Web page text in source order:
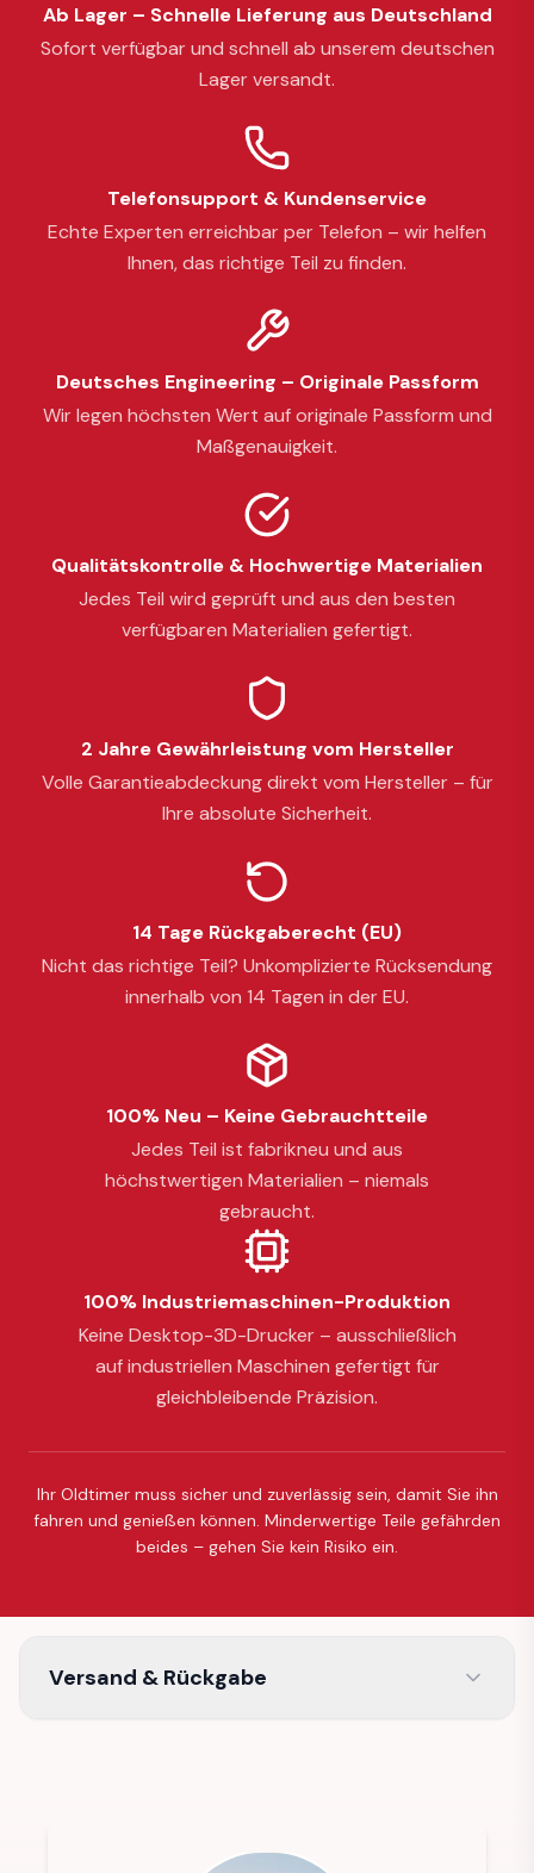
Ab Lager – Schnelle Lieferung aus Deutschland
Sofort verfügbar und schnell ab unserem deutschen
Lager versandt.
Telefonsupport & Kundenservice
Echte Experten erreichbar per Telefon – wir helfen
Ihnen, das richtige Teil zu finden.
Deutsches Engineering – Originale Passform
Wir legen höchsten Wert auf originale Passform und
Maßgenauigkeit.
Qualitätskontrolle & Hochwertige Materialien
Jedes Teil wird geprüft und aus den besten
verfügbaren Materialien gefertigt.
2 Jahre Gewährleistung vom Hersteller
Volle Garantieabdeckung direkt vom Hersteller – für
Ihre absolute Sicherheit.
14 Tage Rückgaberecht (EU)
Nicht das richtige Teil? Unkomplizierte Rücksendung
innerhalb von 14 Tagen in der EU.
100% Neu – Keine Gebrauchtteile
Jedes Teil ist fabrikneu und aus
höchstwertigen Materialien – niemals
gebraucht.
100% Industriemaschinen-Produktion
Keine Desktop-3D-Drucker – ausschließlich
auf industriellen Maschinen gefertigt für
gleichbleibende Präzision.
Ihr Oldtimer muss sicher und zuverlässig sein, damit Sie ihn
fahren und genießen können. Minderwertige Teile gefährden
beides – gehen Sie kein Risiko ein.
Versand & Rückgabe